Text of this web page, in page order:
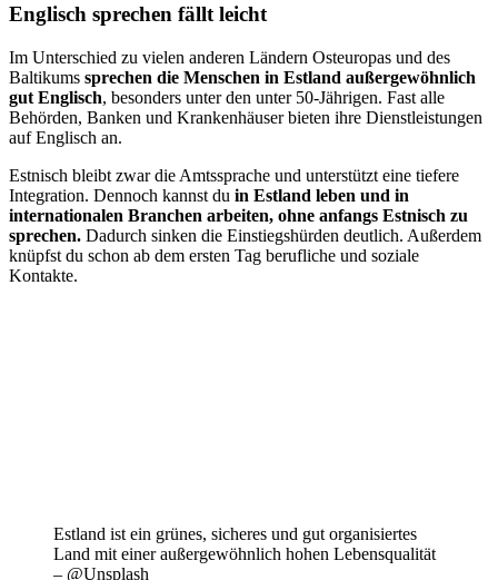
Englisch sprechen fällt leicht
Im Unterschied zu vielen anderen Ländern Osteuropas und des
Baltikums sprechen die Menschen in Estland außergewöhnlich
gut Englisch, besonders unter den unter 50-Jährigen. Fast alle
Behörden, Banken und Krankenhäuser bieten ihre Dienstleistungen
auf Englisch an.
Estnisch bleibt zwar die Amtssprache und unterstützt eine tiefere
Integration. Dennoch kannst du in Estland leben und in
internationalen Branchen arbeiten, ohne anfangs Estnisch zu
sprechen. Dadurch sinken die Einstiegshürden deutlich. Außerdem
knüpfst du schon ab dem ersten Tag berufliche und soziale
Kontakte.
Estland ist ein grünes, sicheres und gut organisiertes
Land mit einer außergewöhnlich hohen Lebensqualität
– @Unsplash